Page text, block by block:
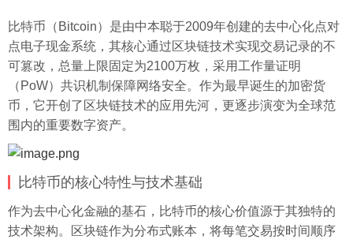
比特币（Bitcoin）是由中本聪于2009年创建的去中心化点对
点电子现金系统，其核心通过区块链技术实现交易记录的不
可篡改，总量上限固定为2100万枚，采用工作量证明
（PoW）共识机制保障网络安全。作为最早诞生的加密货
币，它开创了区块链技术的应用先河，更逐步演变为全球范
围内的重要数字资产。
比特币的核心特性与技术基础
作为去中心化金融的基石，比特币的核心价值源于其独特的
技术架构。区块链作为分布式账本，将每笔交易按时间顺序